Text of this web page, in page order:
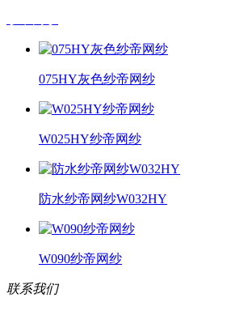
075HY灰色纱帝网纱
W025HY纱帝网纱
防水纱帝网纱W032HY
W090纱帝网纱
联系我们